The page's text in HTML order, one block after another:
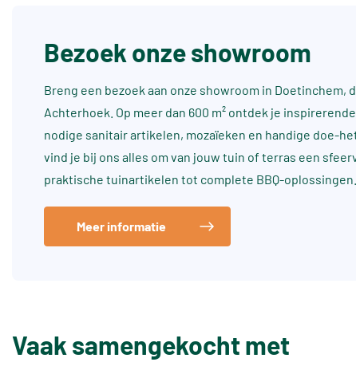
Bezoek onze showroom
Breng een bezoek aan onze showroom in Doetinchem,
Achterhoek. Op meer dan 600 m² ontdek je
nodige sanitair artikelen, mozaïeken en handige doe-
vind je bij ons alles om van jouw tuin of terras een
praktische tuinartikelen tot complete BBQ-oplossingen.
Meer informatie
Vaak samengekocht met